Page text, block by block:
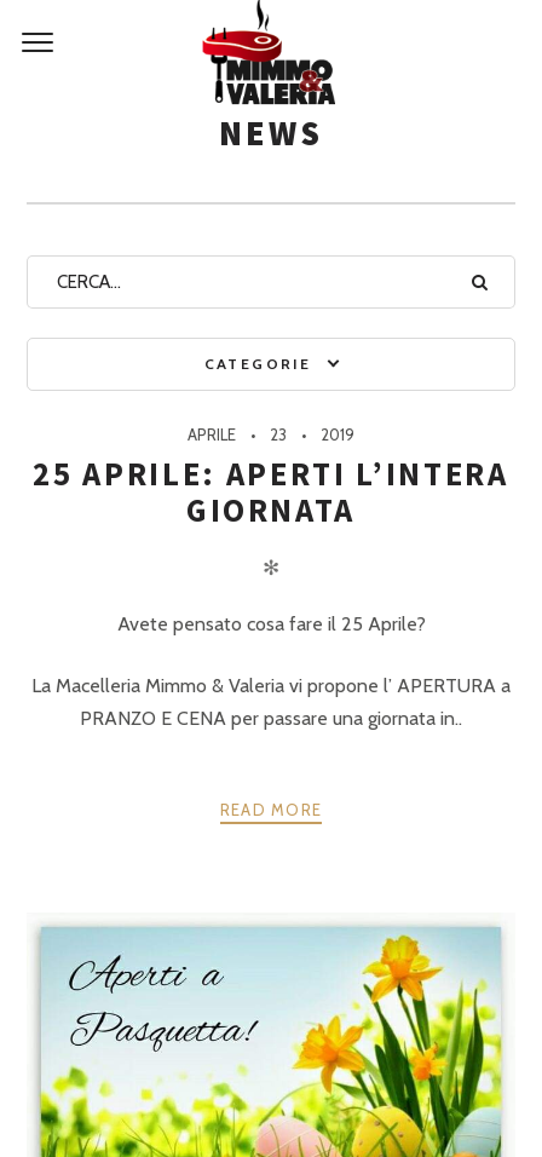
NEWS
CATEGORIE
APRILE 23 2019
25 APRILE: APERTI L’INTERA
GIORNATA
✻
Avete pensato cosa fare il 25 Aprile?
La Macelleria Mimmo & Valeria vi propone l’ APERTURA a
PRANZO E CENA per passare una giornata in..
READ MORE